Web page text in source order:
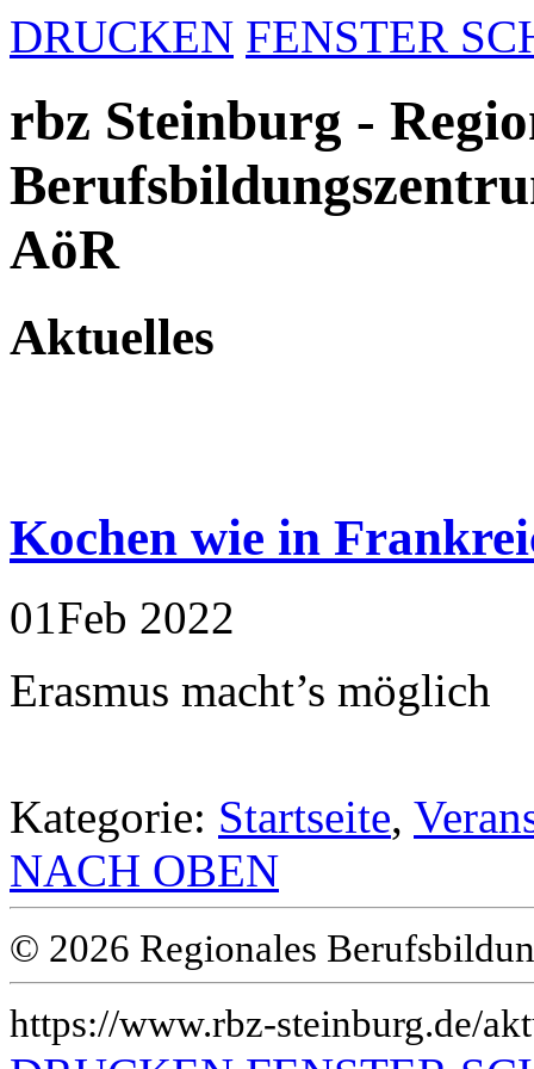
DRUCKEN FENSTER
rbz Steinburg -
AöR
Aktuelles
Kochen wie in
01 Feb 2022
Erasmus macht’s möglich
Kategorie: Startseite,
NACH OBEN
© 2026 Regionales
https://www.rbz-steinburg.de/